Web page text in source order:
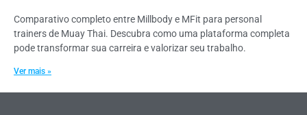
Comparativo completo entre Millbody e MFit para personal
trainers de Muay Thai. Descubra como uma plataforma completa
pode transformar sua carreira e valorizar seu trabalho.
Ver mais »